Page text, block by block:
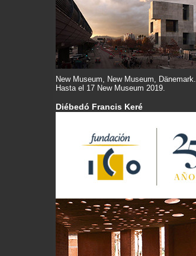
New Museum, New Museum, Dänemark.
Hasta el 17 New Museum 2019.
Diébedó Francis Keré